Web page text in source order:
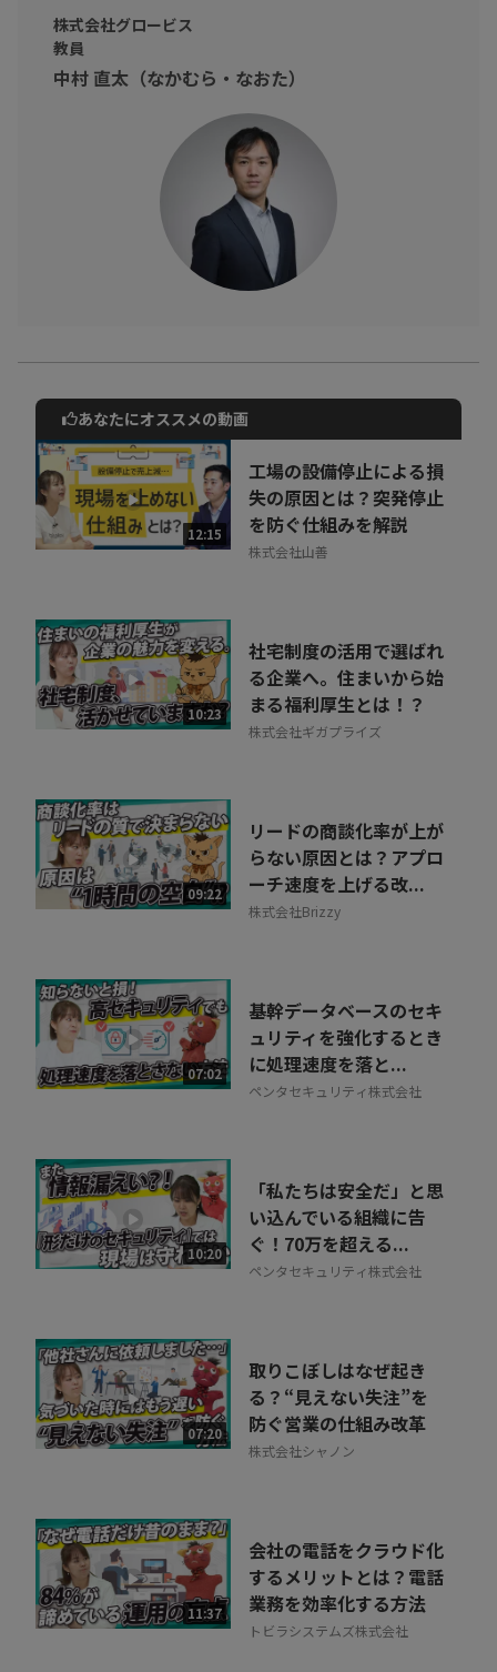
本動画では、「時代と共に
ら身につけたい
新時代を生きるビジネスパーソンとして意識すべきことは何か、
不安と疑問をもっている方へ！
時代の変化に伴い、現在はどのような働き方が考えられるのか時
代背景とともに理解し、
また、具体的にはどのようなスキルやスタンスが必要なのかを学
株式会社グロービス
教員
中村 直太（なかむら・なおた）
動画でご紹介しているサービスについて
お気軽にご相談・ご質問いただけます！
30秒でお申し込み可能
相談を希望する 無料
あなたにオススメの動画
12:15
工場の設備停止による損
失の原因とは？突発停止
を防ぐ仕組みを解説
株式会社山善
10:23
社宅制度の活用で選ばれ
る企業へ。住まいから始
まる福利厚生とは！？
株式会社ギガプライズ
09:22
リードの商談化率が上が
らない原因とは？アプロ
ーチ速度を上げる改...
株式会社Brizzy
07:02
基幹データベースのセキ
ュリティを強化するとき
に処理速度を落と...
ペンタセキュリティ株式会社
10:20
「私たちは安全だ」と思
い込んでいる組織に告
ぐ！70万を超える...
ペンタセキュリティ株式会社
07:20
取りこぼしはなぜ起き
る？“見えない失注”を
防ぐ営業の仕組み改革
株式会社シャノン
11:37
会社の電話をクラウド化
するメリットとは？電話
業務を効率化する方法
トビラシステムズ株式会社